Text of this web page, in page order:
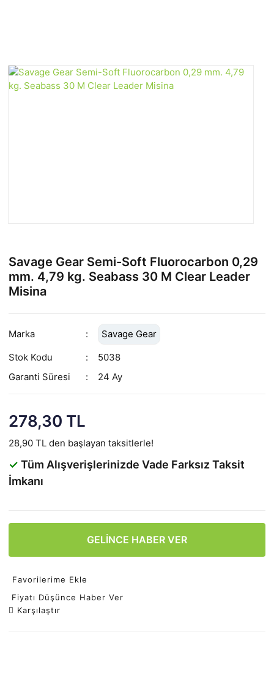
Savage Gear Semi-Soft Fluorocarbon 0,29
mm. 4,79 kg. Seabass 30 M Clear Leader
Misina
Marka
Savage Gear
Stok Kodu
5038
Garanti Süresi
24 Ay
278,30 TL
28,90 TL den başlayan taksitlerle!
✓ Tüm Alışverişlerinizde Vade Farksız Taksit
İmkanı
GELİNCE HABER VER
Favorilerime Ekle
Fiyatı Düşünce Haber Ver
Karşılaştır